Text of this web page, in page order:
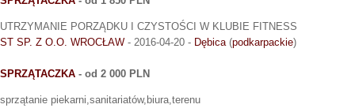
UTRZYMANIE PORZĄDKU I CZYSTOŚCI W KLUBIE FITNESS
ST SP. Z O.O. WROCŁAW - 2016-04-20 - Dębica(podkarpackie)
SPRZĄTACZKA - od 2 000 PLN
sprzątanie piekarni,sanitariatów,biura,terenu